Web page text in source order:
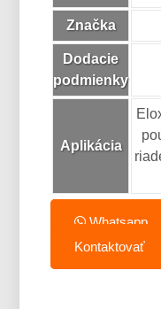
Značka
Dodacie
podmienky
Aplikácia
Whatsapp
Kontaktovať